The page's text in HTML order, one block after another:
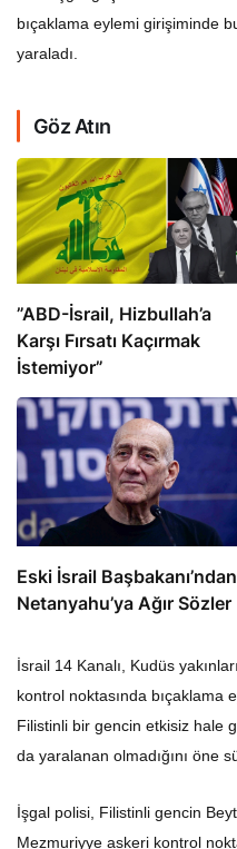
bıçaklama eylemi girişiminde
yaraladı.
Göz Atın
​​​​​​​”ABD-İsrail, Hizbullah’a
Karşı Fırsatı Kaçırmak
İstemiyor”
Eski İsrail Başbakanı’ndan
Netanyahu’ya Ağır Sözler
İsrail 14 Kanalı, Kudüs
kontrol noktasında bıçaklama
Filistinli bir gencin etkisiz hale
da yaralanan olmadığını öne
İşgal polisi, Filistinli gencin
Mezmuriyye askeri kontrol